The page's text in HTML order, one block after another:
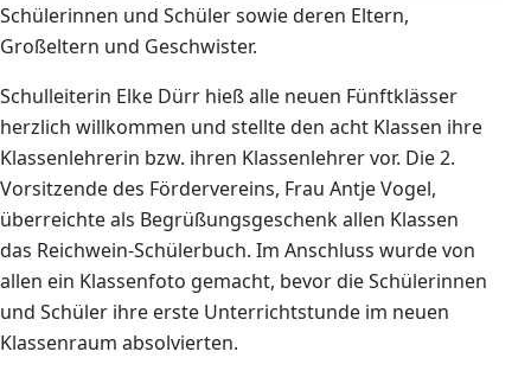
Schülerinnen und Schüler sowie deren Eltern,
Großeltern und Geschwister.
Schulleiterin Elke Dürr hieß alle neuen Fünftklässer
herzlich willkommen und stellte den acht Klassen ihre
Klassenlehrerin bzw. ihren Klassenlehrer vor. Die 2.
Vorsitzende des Fördervereins, Frau Antje Vogel,
überreichte als Begrüßungsgeschenk allen Klassen
das Reichwein-Schülerbuch. Im Anschluss wurde von
allen ein Klassenfoto gemacht, bevor die Schülerinnen
und Schüler ihre erste Unterrichtstunde im neuen
Klassenraum absolvierten.